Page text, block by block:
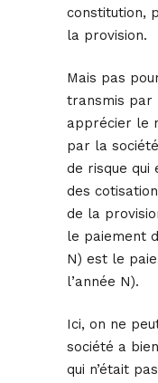
constitution,
la provision.
Mais pas
transmis par
apprécier le
par la
de risque qui
des
de la
le paiement
N) est le
l’année N).
Ici, on ne
société a
qui n’était